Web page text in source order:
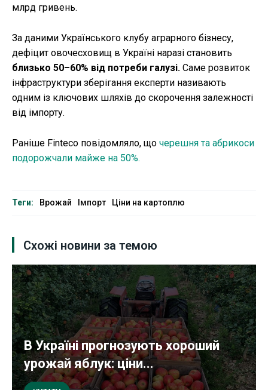
млрд гривень.
За даними Українського клубу аграрного бізнесу,
дефіцит овочесховищ в Україні наразі становить
близько 50–60% від потреби галузі. Саме розвиток
інфраструктури зберігання експерти називають
одним із ключових шляхів до скорочення залежності
від імпорту.
Раніше Finteco повідомляло, що черешня та абрикоси
подорожчали майже на 50%.
Теги: Врожай Імпорт Ціни на картоплю
Схожі новини за темою
В Україні прогнозують хороший
урожай яблук: ціни...